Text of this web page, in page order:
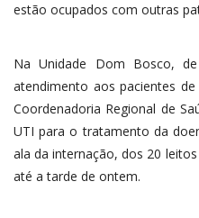
estão ocupados com outras
Na Unidade Dom Bosco,
atendimento aos pacientes de
Coordenadoria Regional de
UTI para o tratamento da
ala da internação, dos 20
até a tarde de ontem.